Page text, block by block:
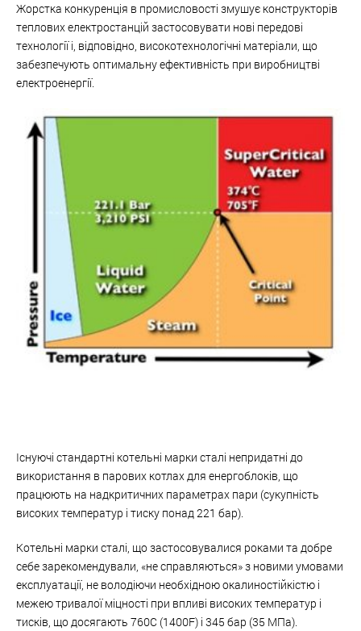
Жорстка конкуренція в промисловості змушує конструкторів
теплових електростанцій застосовувати нові передові
технології і, відповідно, високотехнологічні матеріали, що
забезпечують оптимальну ефективність при виробництві
електроенергії.
Існуючі стандартні котельні марки сталі непридатні до
використання в парових котлах для енергоблоків, що
працюють на надкритичних параметрах пари (сукупність
високих температур і тиску понад 221 бар).
Котельні марки сталі, що застосовувалися роками та добре
себе зарекомендували, «не справляються» з новими умовами
експлуатації, не володіючи необхідною окалиностійкістю і
межею тривалої міцності при впливі високих температур і
тисків, що досягають 760С (1400F) і 345 бар (35 МПа).